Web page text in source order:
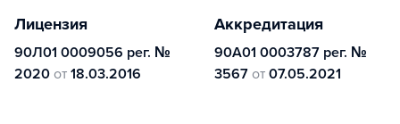
Лицензия
90Л01 0009056 рег. №
2020 от 18.03.2016
Аккредитация
90А01 0003787 рег. №
3567 от 07.05.2021